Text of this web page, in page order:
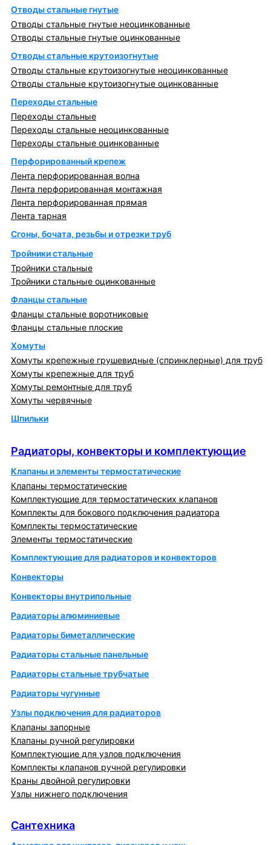
Отводы стальные гнутые
Отводы стальные гнутые неоцинкованные
Отводы стальные гнутые оцинкованные
Отводы стальные крутоизогнутые
Отводы стальные крутоизогнутые неоцинкованные
Отводы стальные крутоизогнутые оцинкованные
Переходы стальные
Переходы стальные
Переходы стальные неоцинкованные
Переходы стальные оцинкованные
Перфорированный крепеж
Лента перфорированная волна
Лента перфорированная монтажная
Лента перфорированная прямая
Лента тарная
Сгоны, бочата, резьбы и отрезки труб
Тройники стальные
Тройники стальные
Тройники стальные оцинкованные
Фланцы стальные
Фланцы стальные воротниковые
Фланцы стальные плоские
Хомуты
Хомуты крепежные грушевидные (спринклерные) для труб
Хомуты крепежные для труб
Хомуты ремонтные для труб
Хомуты червячные
Шпильки
Радиаторы, конвекторы и комплектующие
Клапаны и элементы термостатические
Клапаны термостатические
Комплектующие для термостатических клапанов
Комплекты для бокового подключения радиатора
Комплекты термостатические
Элементы термостатические
Комплектующие для радиаторов и конвекторов
Конвекторы
Конвекторы внутрипольные
Радиаторы алюминиевые
Радиаторы биметаллические
Радиаторы стальные панельные
Радиаторы стальные трубчатые
Радиаторы чугунные
Узлы подключения для радиаторов
Клапаны запорные
Клапаны ручной регулировки
Комплектующие для узлов подключения
Комплекты клапанов ручной регулировки
Краны двойной регулировки
Узлы нижнего подключения
Сантехника